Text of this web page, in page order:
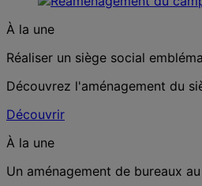
À la une
Réaliser un siège social
Découvrez l'aménagement du
Découvrir
À la une
Un aménagement de bureaux